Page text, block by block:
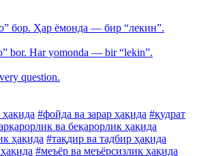
бор. Ҳар ёмонда — бир “лекин”.
bor. Har yomonda — bir “lekin”.
question.
#фойда ва зарар ҳақида #қудрат
ва беқарорлик ҳақида
ҳақида #тақдир ва тадбир ҳақида
#меъёр ва меъёрсизлик ҳақида